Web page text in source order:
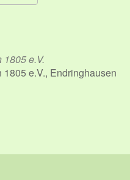
e.V.
e.V., Endringhausen